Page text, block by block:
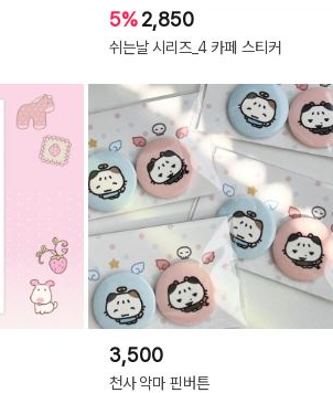
5%2,850
쉬는날 시리즈_4 카페 스티커
3,500
천사 악마 핀버튼